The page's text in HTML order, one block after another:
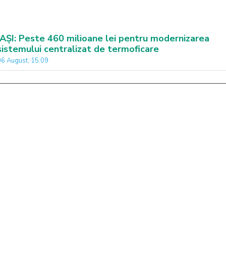
Peste 460 milioane lei pentru modernizarea
centralizat de termoficare
August, 15:09